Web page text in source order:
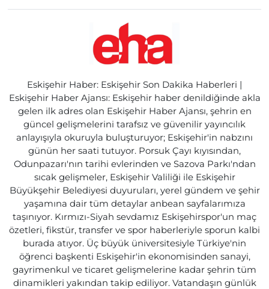
Eskişehir Haber: Eskişehir Son Dakika Haberleri |
Eskişehir Haber Ajansı: Eskişehir haber denildiğinde akla
gelen ilk adres olan Eskişehir Haber Ajansı, şehrin en
güncel gelişmelerini tarafsız ve güvenilir yayıncılık
anlayışıyla okuruyla buluşturuyor; Eskişehir'in nabzını
günün her saati tutuyor. Porsuk Çayı kıyısından,
Odunpazarı'nın tarihi evlerinden ve Sazova Parkı'ndan
sıcak gelişmeler, Eskişehir Valiliği ile Eskişehir
Büyükşehir Belediyesi duyuruları, yerel gündem ve şehir
yaşamına dair tüm detaylar anbean sayfalarımıza
taşınıyor. Kırmızı-Siyah sevdamız Eskişehirspor'un maç
özetleri, fikstür, transfer ve spor haberleriyle sporun kalbi
burada atıyor. Üç büyük üniversitesiyle Türkiye'nin
öğrenci başkenti Eskişehir'in ekonomisinden sanayi,
gayrimenkul ve ticaret gelişmelerine kadar şehrin tüm
dinamikleri yakından takip ediliyor. Vatandaşın günlük